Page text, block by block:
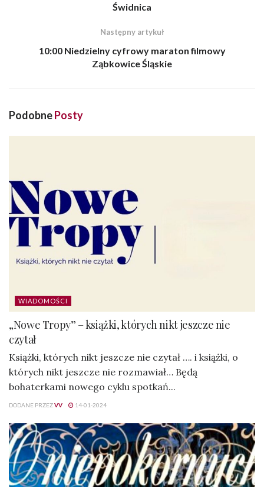
Świdnica
Następny artykuł
10:00 Niedzielny cyfrowy maraton filmowy
Ząbkowice Śląskie
PodobnePosty
WIADOMOŚCI
„Nowe Tropy” – książki, których nikt jeszcze nie
czytał
Książki, których nikt jeszcze nie czytał …. i książki, o
których nikt jeszcze nie rozmawiał… Będą
bohaterkami nowego cyklu spotkań...
DODANE PRZEZVV 14-01-2024